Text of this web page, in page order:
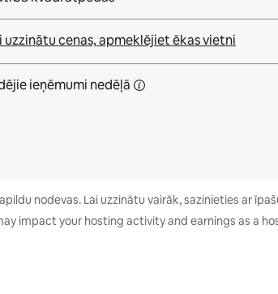
uzzinātu cenas, apmeklējiet ēkas vietni
ieņēmumi nedēļā
nodevas. Lai uzzinātu vairāk, sazinieties ar
impact your hosting activity and earnings as a